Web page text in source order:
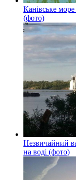
Канівське
(фото)
Незвичайний
на воді (фото)